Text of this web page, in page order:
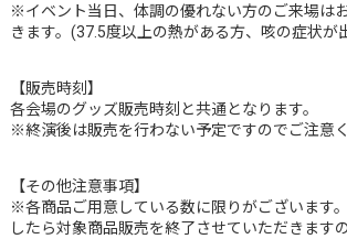
※イベント当日、体調の優れない方のご来場は
きます。(37.5度以上の熱がある方、咳の症状が
【販売時刻】
各会場のグッズ販売時刻と共通となります。
※終演後は販売を行わない予定ですのでご注意く
【その他注意事項】
※各商品ご用意している数に限りがございます
したら対象商品販売を終了させていただきます